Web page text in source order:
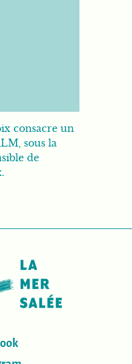
consacre un
sous la
de